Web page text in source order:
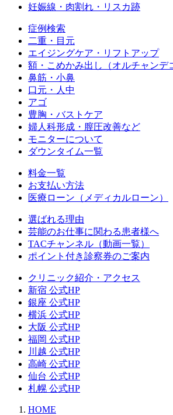
妊娠線・肉割れ・リスカ跡
症例検索
二重・目元
エイジングケア・リフトアップ
額・こめかみ出し（オルチャンデ
鼻筋・小鼻
口元・人中
アゴ
豊胸・バストケア
婦人科形成・膣圧改善など
モニターについて
ダウンタイム一覧
料金一覧
お支払い方法
医療ローン（メディカルローン）
選ばれる理由
芸能のお仕事に関わる患者様へ
TACチャンネル（動画一覧）
ポイント付き診察券のご案内
クリニック紹介・アクセス
新宿 公式HP
銀座 公式HP
横浜 公式HP
大阪 公式HP
福岡 公式HP
川越 公式HP
高崎 公式HP
仙台 公式HP
札幌 公式HP
HOME